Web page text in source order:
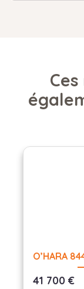
O’HARA
41 700 €